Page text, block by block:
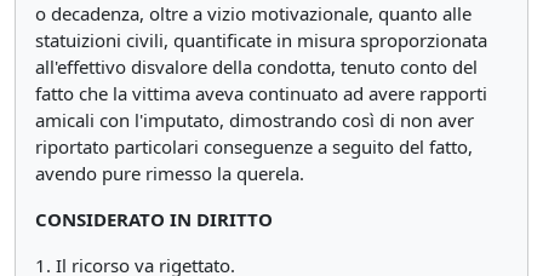
o decadenza, oltre a vizio motivazionale, quanto alle
statuizioni civili, quantificate in misura sproporzionata
all'effettivo disvalore della condotta, tenuto conto del
fatto che la vittima aveva continuato ad avere rapporti
amicali con l'imputato, dimostrando così di non aver
riportato particolari conseguenze a seguito del fatto,
avendo pure rimesso la querela.
CONSIDERATO IN DIRITTO
1. Il ricorso va rigettato.